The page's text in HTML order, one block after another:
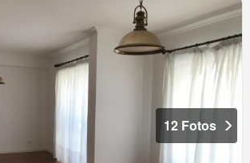
12 Fotos